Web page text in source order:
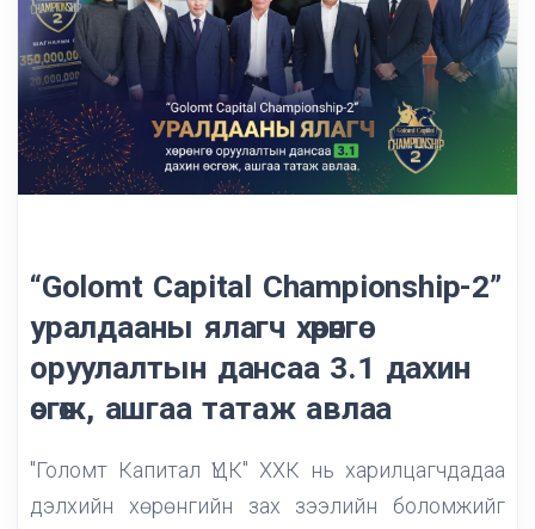
“Golomt Capital Championship-2”
уралдааны ялагч хөрөнгө
оруулалтын дансаа 3.1 дахин
өсгөж, ашгаа татаж авлаа
"Голомт Капитал ҮЦК" ХХК нь харилцагчдадаа
дэлхийн хөрөнгийн зах зээлийн боломжийг